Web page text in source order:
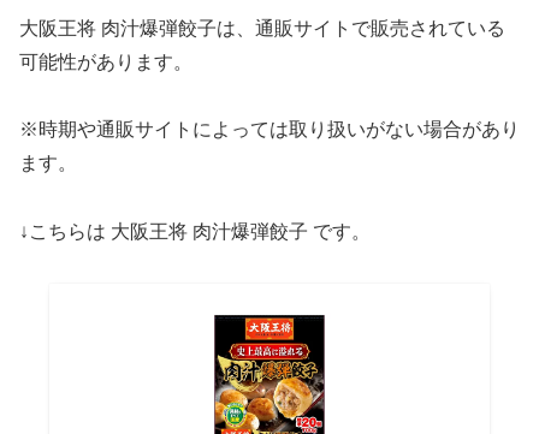
大阪王将 肉汁爆弾餃子は、通販サイトで販売されている
可能性があります。
※時期や通販サイトによっては取り扱いがない場合があり
ます。
↓こちらは 大阪王将 肉汁爆弾餃子 です。